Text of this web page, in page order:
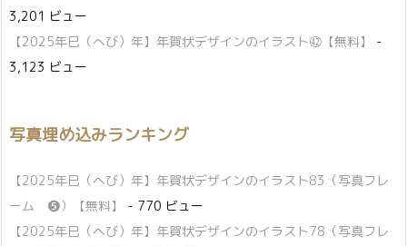
3,201 ビュー
【2025年巳（へび）年】年賀状デザインのイラスト㊷【無料】
-
3,123 ビュー
写真埋め込みランキング
【2025年巳（へび）年】年賀状デザインのイラスト83（写真フレ
ーム ❺）【無料】
- 770 ビュー
【2025年巳（へび）年】年賀状デザインのイラスト78（写真フレ